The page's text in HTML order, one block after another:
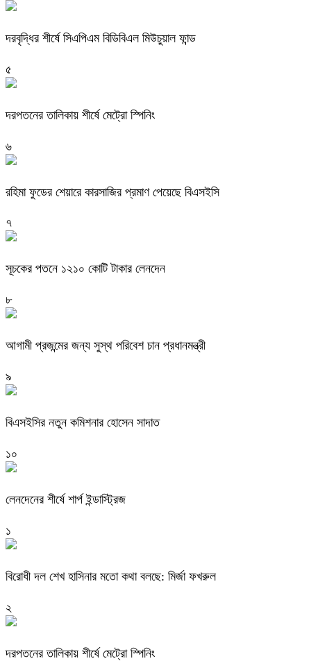
দরবৃদ্ধির শীর্ষে সিএপিএম বিডিবিএল মিউচুয়াল ফান্ড
৫
দরপতনের তালিকায় শীর্ষে মেট্রো স্পিনিং
৬
রহিমা ফুডের শেয়ারে কারসাজির প্রমাণ পেয়েছে বিএসইসি
৭
সূচকের পতনে ১২১০ কোটি টাকার লেনদেন
৮
আগামী প্রজন্মের জন্য সুস্থ পরিবেশ চান প্রধানমন্ত্রী
৯
বিএসইসির নতুন কমিশনার হোসেন সাদাত
১০
লেনদেনের শীর্ষে শার্প ইন্ডাস্ট্রিজ
১
বিরোধী দল শেখ হাসিনার মতো কথা বলছে: মির্জা ফখরুল
২
দরপতনের তালিকায় শীর্ষে মেট্রো স্পিনিং